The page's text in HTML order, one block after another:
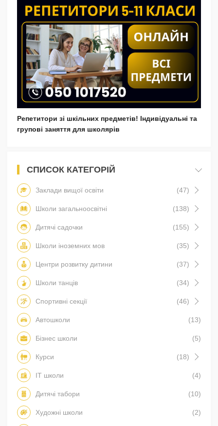
СПИСОК КАТЕГОРІЙ
Заклади вищої освіти (47)
Школи загальноосвітні (138)
Дитячі садочки (155)
Школи іноземних мов (35)
Центри розвитку дитини (37)
Школи танців (34)
Спортивні секції (46)
Автошколи (13)
Бізнес школи (5)
Курси (18)
IT школи (4)
Дитячі табори (10)
Художні школи (2)
Репетитори зі шкільних предметів! Індивідуальні та
групові заняття для школярів